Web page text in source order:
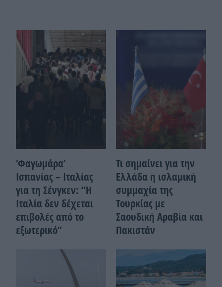
‘Φαγωμάρα’
Ισπανίας – Ιταλίας
για τη Σένγκεν: “Η
Ιταλία δεν δέχεται
επιβολές από το
εξωτερικό”
Τι σημαίνει για την
Ελλάδα η ισλαμική
συμμαχία της
Τουρκίας με
Σαουδική Αραβία και
Πακιστάν